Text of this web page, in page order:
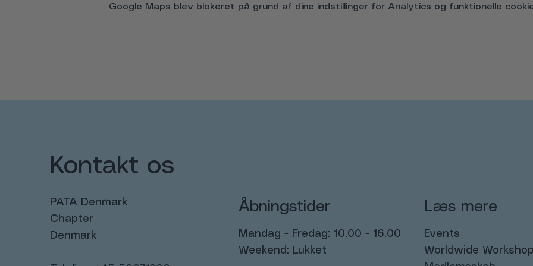
Google Maps blev blokeret på grund af dine indstillinger for Analytics og funktionelle
Kontakt os
PATA Denmark
Chapter
Denmark
Åbningstider
Mandag - Fredag: 10.00 - 16.00
Weekend: Lukket
Læs mere
Events
Worldwide